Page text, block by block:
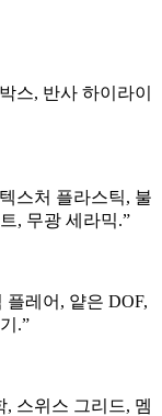
스, 반사 하이라이
스처 플라스틱, 불
, 무광 세라믹.”
플레어, 얕은 DOF,
.”
스위스 그리드, 멤